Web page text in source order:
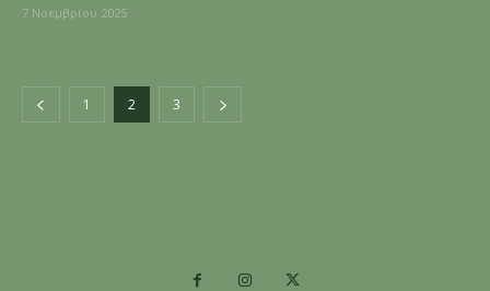
7 Νοεμβρίου 2025
1 2 3